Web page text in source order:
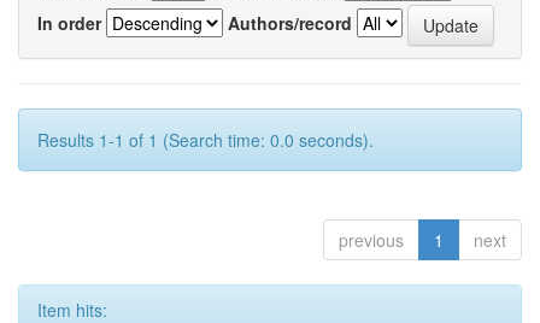
In order
Authors/record
Results 1-1 of 1 (Search time: 0.0 seconds).
previous 1 next
Item hits: